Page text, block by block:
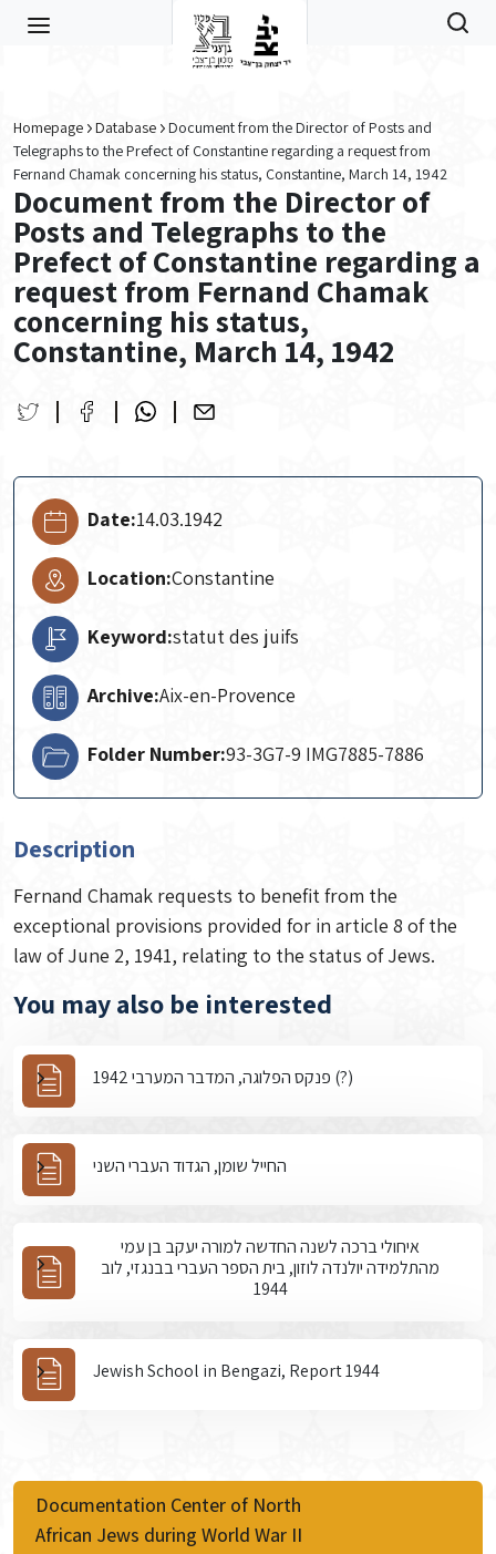
Homepage Database
Document from the Director of Posts and
Telegraphs to the Prefect of Constantine regarding a request from
Fernand Chamak concerning his status, Constantine, March 14, 1942
Document from the Director of
Posts and Telegraphs to the
Prefect of Constantine regarding a
request from Fernand Chamak
concerning his status,
Constantine, March 14, 1942
Date:14.03.1942
Location:Constantine
Keyword:statut des juifs
Archive:Aix-en-Provence
Folder Number:93-3G7-9 IMG7885-7886
Description
Fernand Chamak requests to benefit from the
exceptional provisions provided for in article 8 of the
law of June 2, 1941, relating to the status of Jews.
You may also be interested
פנקס הפלוגה, המדבר המערבי 1942 (?)
החייל שומן, הגדוד העברי השני
איחולי ברכה לשנה החדשה למורה יעקב בן עמי
מהתלמידה יולנדה לוזון, בית הספר העברי בבנגזי, לוב
1944
Jewish School in Bengazi, Report 1944
Documentation Center of North
African Jews during World War II